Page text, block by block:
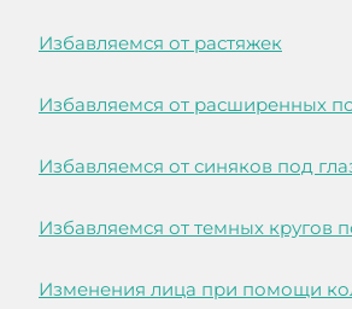
Избавляемся от растяжек
Избавляемся от расширенных
Избавляемся от синяков под
Избавляемся от темных кругов
Изменения лица при помощи